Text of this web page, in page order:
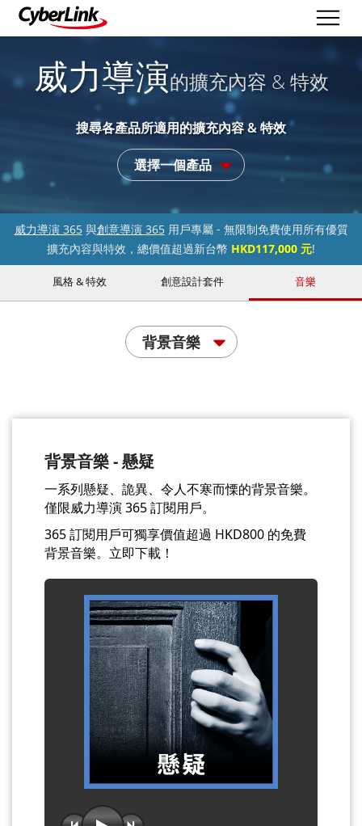
威力導演的擴充內容 & 特效
搜尋各產品所適用的擴充內容 & 特效
選擇一個產品
威力導演 365與創意導演 365用戶專屬 - 無限制免費使用所有優質
擴充內容與特效，總價值超過新台幣 HKD117,000 元!
風格 & 特效 創意設計套件 音樂
背景音樂
背景音樂 - 懸疑
一系列懸疑、詭異、令人不寒而慄的背景音樂。
僅限威力導演 365 訂閱用戶。
365 訂閱用戶可獨享價值超過 HKD800 的免費
背景音樂。立即下載！